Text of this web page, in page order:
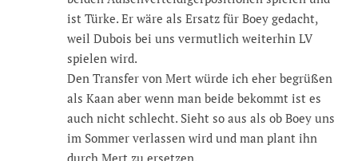
ist Türke. Er wäre als Ersatz für Boey gedacht,
weil Dubois bei uns vermutlich weiterhin LV
spielen wird.
Den Transfer von Mert würde ich eher begrüßen
als Kaan aber wenn man beide bekommt ist es
auch nicht schlecht. Sieht so aus als ob Boey uns
im Sommer verlassen wird und man plant ihn
durch Mert zu ersetzen.